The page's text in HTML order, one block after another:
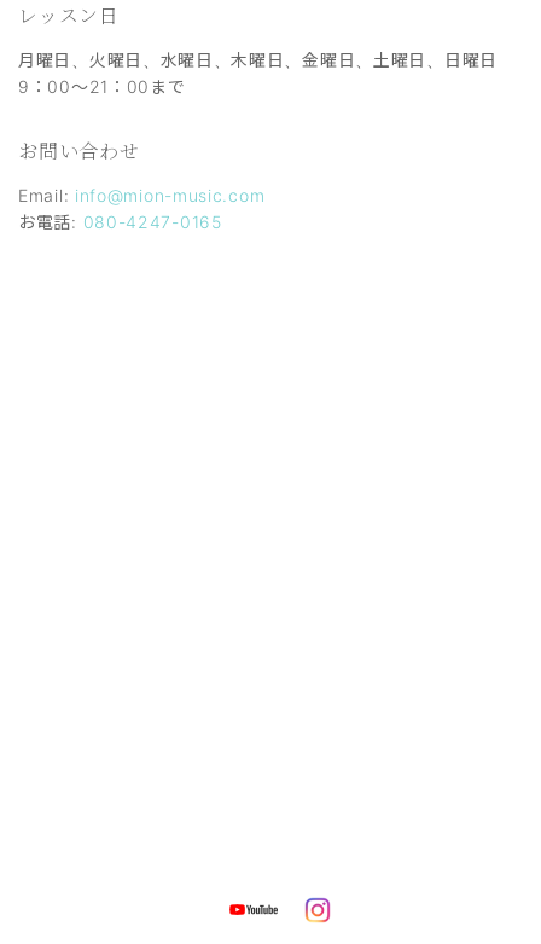
レッスン日
月曜日、火曜日、水曜日、木曜日、金曜日、土曜日、日曜日
9：00～21：00まで
お問い合わせ
Email: info@mion-music.com
お電話: 080-4247-0165